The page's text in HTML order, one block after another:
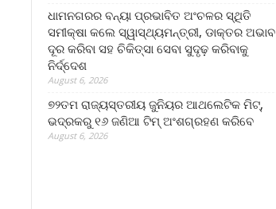
ଧାମନଗରର ବନ୍ୟା ପ୍ରଭାବିତ ଅଂଚଳର ସ୍ଥିତି
ସମୀକ୍ଷା କଲେ ସ୍ୱାସ୍ଥ୍ୟମନ୍ତ୍ରୀ, ଡାକ୍ତର ଅଭାବ
ଦୂର କରିବା ସହ ଚିକିତ୍ସା ସେବା ସୁଦୃଢ଼ କରିବାକୁ
ନିର୍ଦ୍ଦେଶ
August 6, 2026
୭୨ତମ ରାଜ୍ୟସ୍ତରୀୟ ଜୁନିୟର ଆଥଲେଟିକ ମିଟ୍‌,
ଭଦ୍ରକରୁ ୧୬ ଜଣିଆ ଟିମ୍ ଅଂଶଗ୍ରହଣ କରିବେ
August 6, 2026